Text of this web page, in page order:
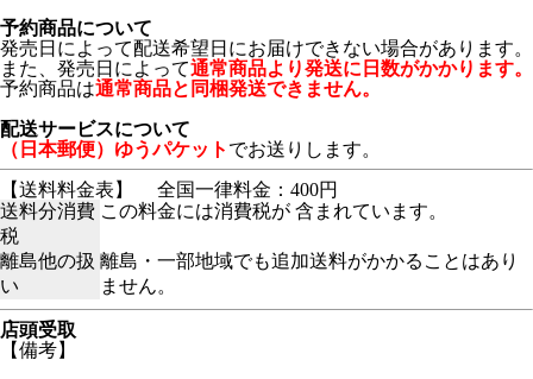
予約商品について
発売日によって配送希望日にお届けできない場合があります。
また、発売日によって通常商品より発送に日数がかかります。
予約商品は通常商品と同梱発送できません。
配送サービスについて
（日本郵便）ゆうパケット でお送りします。
【送料料金表】
全国一律料金：400円
送料分消費
税
この料金には消費税が 含まれています。
離島他の扱
い
離島・一部地域でも追加送料がかかることはあり
ません。
店頭受取
【備考】